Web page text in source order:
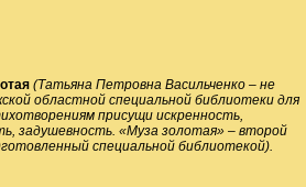
(Татьяна Петровна Васильченко – не
областной специальной библиотеки для
присущи искренность,
задушевность. «Муза золотая» – второй
специальной библиотекой).